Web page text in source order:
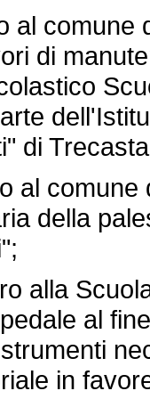
al comune
di
di
al
della
alla
al
in